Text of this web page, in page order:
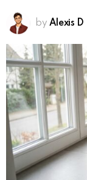
by Alexis D